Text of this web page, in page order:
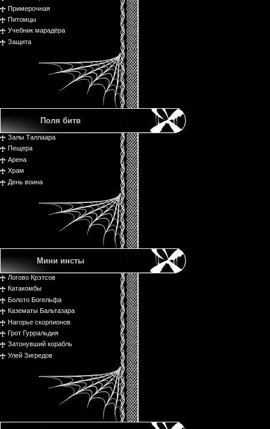
Примерочная
Питомцы
Учебник марадёра
Защита
Поля битв
Залы Таллаара
Пещера
Арена
Храм
День воина
Мини инсты
Логово Крэтсов
Катакомбы
Болото Богельфа
Казематы Бальтазара
Нагорье скорпионов
Грот Гурральдия
Затонувший корабль
Улей Зигредов